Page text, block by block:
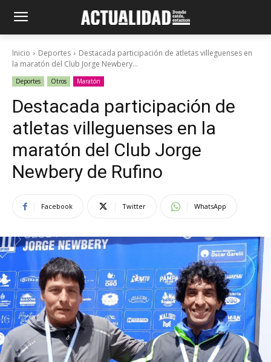
Inicio Deportes
Destacada participación de atletas villeguenses en
la maratón del Club Jorge Newbery...
Deportes Otros Maratón
Destacada participación de
atletas villeguenses en la
maratón del Club Jorge
Newbery de Rufino
Facebook Twitter WhatsApp